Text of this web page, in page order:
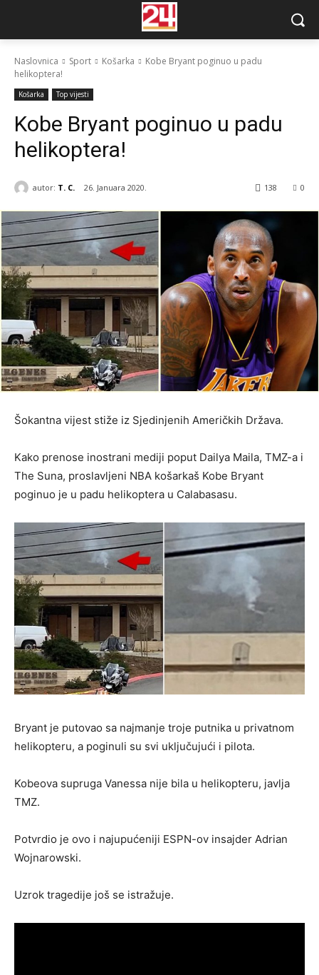
Naslovnica Sport Košarka
Kobe Bryant poginuo u padu
helikoptera!
Košarka Top vijesti
Kobe Bryant poginuo u padu
helikoptera!
autor: T. C. 26. Januara 2020. 0
138
Šokantna vijest stiže iz Sjedinjenih Američkih Država.
Kako prenose inostrani mediji poput Dailya Maila, TMZ-a i
The Suna, proslavljeni NBA košarkaš Kobe Bryant
poginuo je u padu helikoptera u Calabasasu.
Bryant je putovao sa najmanje troje putnika u privatnom
helikopteru, a poginuli su svi uključujući i pilota.
Kobeova supruga Vanessa nije bila u helikopteru, javlja
TMZ.
Potvrdio je ovo i najupućeniji ESPN-ov insajder Adrian
Wojnarowski.
Uzrok tragedije još se istražuje.